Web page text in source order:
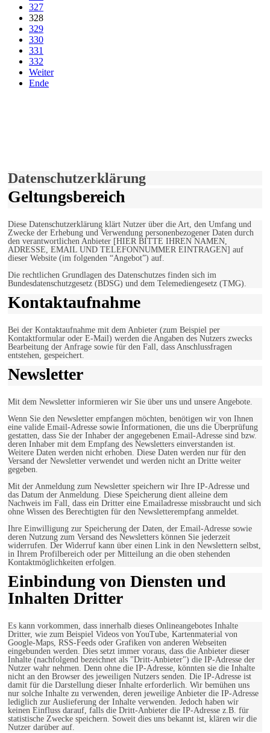
327
328
329
330
331
332
Weiter
Ende
Datenschutzerklärung
Geltungsbereich
Diese Datenschutzerklärung klärt Nutzer über die Art, den Umfang und
Zwecke der Erhebung und Verwendung personenbezogener Daten durch
den verantwortlichen Anbieter [HIER BITTE IHREN NAMEN,
ADRESSE, EMAIL UND TELEFONNUMMER EINTRAGEN] auf
dieser Website (im folgenden “Angebot”) auf.
Die rechtlichen Grundlagen des Datenschutzes finden sich im
Bundesdatenschutzgesetz (BDSG) und dem Telemediengesetz (TMG).
Kontaktaufnahme
Bei der Kontaktaufnahme mit dem Anbieter (zum Beispiel per
Kontaktformular oder E-Mail) werden die Angaben des Nutzers zwecks
Bearbeitung der Anfrage sowie für den Fall, dass Anschlussfragen
entstehen, gespeichert.
Newsletter
Mit dem Newsletter informieren wir Sie über uns und unsere Angebote.
Wenn Sie den Newsletter empfangen möchten, benötigen wir von Ihnen
eine valide Email-Adresse sowie Informationen, die uns die Überprüfung
gestatten, dass Sie der Inhaber der angegebenen Email-Adresse sind bzw.
deren Inhaber mit dem Empfang des Newsletters einverstanden ist.
Weitere Daten werden nicht erhoben. Diese Daten werden nur für den
Versand der Newsletter verwendet und werden nicht an Dritte weiter
gegeben.
Mit der Anmeldung zum Newsletter speichern wir Ihre IP-Adresse und
das Datum der Anmeldung. Diese Speicherung dient alleine dem
Nachweis im Fall, dass ein Dritter eine Emailadresse missbraucht und sich
ohne Wissen des Berechtigten für den Newsletterempfang anmeldet.
Ihre Einwilligung zur Speicherung der Daten, der Email-Adresse sowie
deren Nutzung zum Versand des Newsletters können Sie jederzeit
widerrufen. Der Widerruf kann über einen Link in den Newslettern selbst,
in Ihrem Profilbereich oder per Mitteilung an die oben stehenden
Kontaktmöglichkeiten erfolgen.
Einbindung von Diensten und
Inhalten Dritter
Es kann vorkommen, dass innerhalb dieses Onlineangebotes Inhalte
Dritter, wie zum Beispiel Videos von YouTube, Kartenmaterial von
Google-Maps, RSS-Feeds oder Grafiken von anderen Webseiten
eingebunden werden. Dies setzt immer voraus, dass die Anbieter dieser
Inhalte (nachfolgend bezeichnet als "Dritt-Anbieter") die IP-Adresse der
Nutzer wahr nehmen. Denn ohne die IP-Adresse, könnten sie die Inhalte
nicht an den Browser des jeweiligen Nutzers senden. Die IP-Adresse ist
damit für die Darstellung dieser Inhalte erforderlich. Wir bemühen uns
nur solche Inhalte zu verwenden, deren jeweilige Anbieter die IP-Adresse
lediglich zur Auslieferung der Inhalte verwenden. Jedoch haben wir
keinen Einfluss darauf, falls die Dritt-Anbieter die IP-Adresse z.B. für
statistische Zwecke speichern. Soweit dies uns bekannt ist, klären wir die
Nutzer darüber auf.